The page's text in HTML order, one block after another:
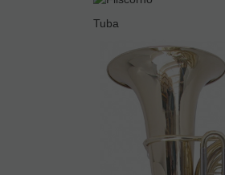
Tuba